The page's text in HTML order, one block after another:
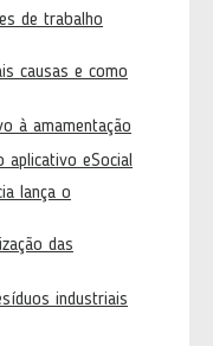
de trabalho
causas e como
à amamentação
aplicativo eSocial
lança o
das
industriais